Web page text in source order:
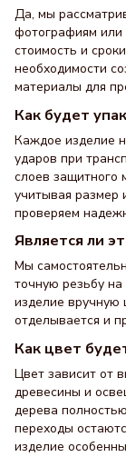
Да, мы
фотографиям или
стоимость и
необходимости
материалы для
Как будет
Каждое изделие
ударов при
слоев защитного
учитывая размер
проверяем
Является ли
Мы
точную резьбу
изделие вручную
отделывается и
Как цвет
Цвет зависит от
древесины и
дерева
переходы
изделие